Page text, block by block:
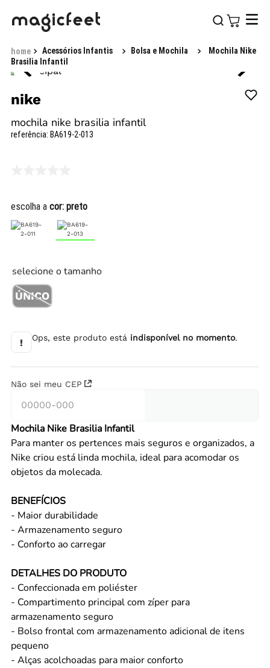
Acessórios Infantis Bolsa e Mochila
Mochila Nike
Brasilia Infantil
nike
mochila nike brasilia infantil
referência: BA619-2-013
escolha a cor: preto
selecione o tamanho
ÚNICO
! Ops, este produto está indisponível no momento.
Não sei meu CEP
Mochila Nike Brasilia Infantil
Para manter os pertences mais seguros e organizados, a
Nike criou está linda mochila, ideal para acomodar os
objetos da molecada.
BENEFÍCIOS
- Maior durabilidade
- Armazenamento seguro
- Conforto ao carregar
DETALHES DO PRODUTO
- Confeccionada em poliéster
- Compartimento principal com zíper para
armazenamento seguro
- Bolso frontal com armazenamento adicional de itens
pequeno
- Alças acolchoadas para maior conforto